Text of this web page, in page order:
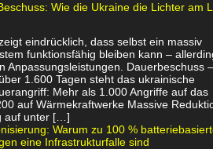
Wie die Ukraine die Lichter am
eindrücklich, dass selbst ein massiv
funktionsfähig bleiben kann –
Anpassungsleistungen. Dauerbeschuss
1.600 Tagen steht das ukrainische
Mehr als 1.000 Angriffe auf das
auf Wärmekraftwerke Massive
auf unter […]
Warum zu 100 %
eine Infrastrukturfalle sind